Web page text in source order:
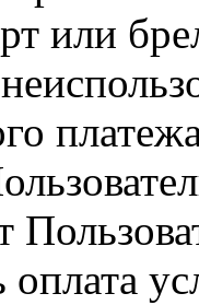
или
оплата